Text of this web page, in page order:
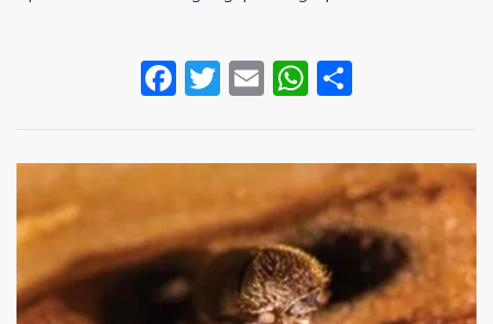
Facebook
Twitter
EmailWhatsApp